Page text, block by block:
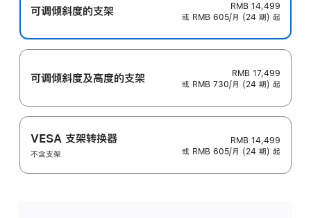
可调倾斜度的支架
RMB 14,499
或 RMB 605/月 (24 期) 起
可调倾斜度及高‍度的支‍架
RMB 17,499
或 RMB 730/月 (24 期) 起
VESA 支架转换器
不含支架
RMB 14,499
或 RMB 605/月 (24 期) 起